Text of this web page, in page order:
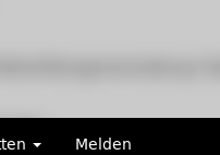
Melden